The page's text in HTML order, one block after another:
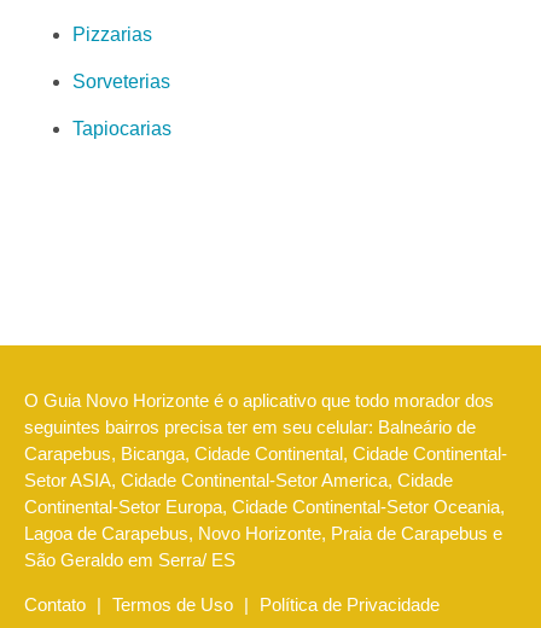
Pizzarias
Sorveterias
Tapiocarias
O Guia Novo Horizonte é o aplicativo que todo morador dos
seguintes bairros precisa ter em seu celular: Balneário de
Carapebus, Bicanga, Cidade Continental, Cidade Continental-
Setor ASIA, Cidade Continental-Setor America, Cidade
Continental-Setor Europa, Cidade Continental-Setor Oceania,
Lagoa de Carapebus, Novo Horizonte, Praia de Carapebus e
São Geraldo em Serra/ ES
Contato | Termos de Uso | Política de Privacidade